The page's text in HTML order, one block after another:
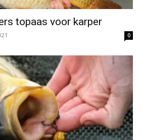
topaas voor karper
0